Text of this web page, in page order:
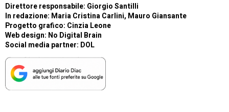
Direttore responsabile: Giorgio Santilli
In redazione: Maria Cristina Carlini, Mauro Giansante
Progetto grafico: Cinzia Leone
Web design: No Digital Brain
Social media partner: DOL